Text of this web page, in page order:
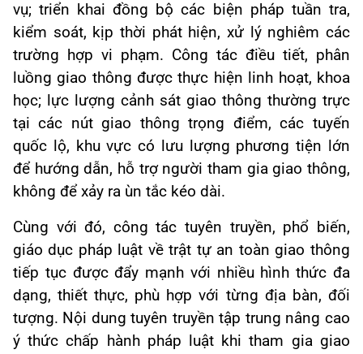
vụ; triển khai đồng bộ các biện pháp tuần tra,
kiểm soát, kịp thời phát hiện, xử lý nghiêm các
trường hợp vi phạm. Công tác điều tiết, phân
luồng giao thông được thực hiện linh hoạt, khoa
học; lực lượng cảnh sát giao thông thường trực
tại các nút giao thông trọng điểm, các tuyến
quốc lộ, khu vực có lưu lượng phương tiện lớn
để hướng dẫn, hỗ trợ người tham gia giao thông,
không để xảy ra ùn tắc kéo dài.
Cùng với đó, công tác tuyên truyền, phổ biến,
giáo dục pháp luật về trật tự an toàn giao thông
tiếp tục được đẩy mạnh với nhiều hình thức đa
dạng, thiết thực, phù hợp với từng địa bàn, đối
tượng. Nội dung tuyên truyền tập trung nâng cao
ý thức chấp hành pháp luật khi tham gia giao